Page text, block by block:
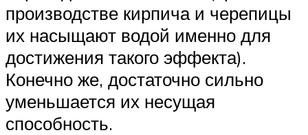
производстве кирпича и черепицы
их насыщают водой именно для
достижения такого эффекта).
Конечно же, достаточно сильно
уменьшается их несущая
способность.